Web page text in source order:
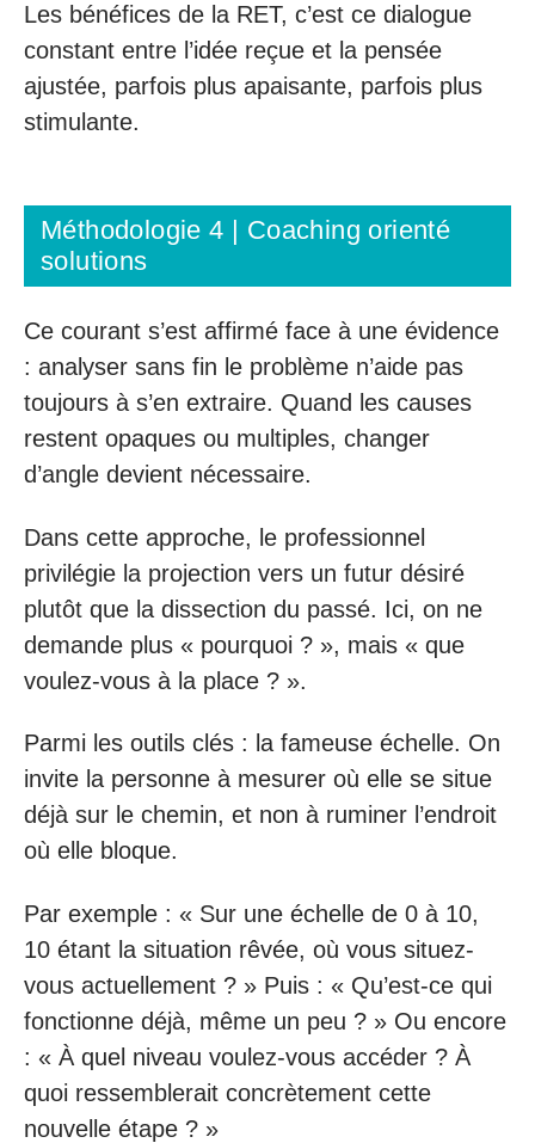
Les bénéfices de la RET, c’est ce dialogue
constant entre l’idée reçue et la pensée
ajustée, parfois plus apaisante, parfois plus
stimulante.
Méthodologie 4 | Coaching orienté
solutions
Ce courant s’est affirmé face à une évidence
: analyser sans fin le problème n’aide pas
toujours à s’en extraire. Quand les causes
restent opaques ou multiples, changer
d’angle devient nécessaire.
Dans cette approche, le professionnel
privilégie la projection vers un futur désiré
plutôt que la dissection du passé. Ici, on ne
demande plus « pourquoi ? », mais « que
voulez-vous à la place ? ».
Parmi les outils clés : la fameuse échelle. On
invite la personne à mesurer où elle se situe
déjà sur le chemin, et non à ruminer l’endroit
où elle bloque.
Par exemple : « Sur une échelle de 0 à 10,
10 étant la situation rêvée, où vous situez-
vous actuellement ? » Puis : « Qu’est-ce qui
fonctionne déjà, même un peu ? » Ou encore
: « À quel niveau voulez-vous accéder ? À
quoi ressemblerait concrètement cette
nouvelle étape ? »